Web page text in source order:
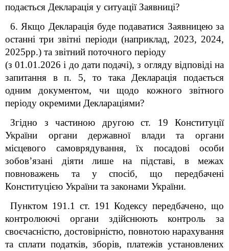
подається Декларація у ситуації Заявниці?
6. Якщо Декларація буде подаватися Заявницею за
останні три звітні періоди (наприклад, 2023, 2024,
2025рр.) та звітний поточного періоду
(з 01.01.2026 і до дати подачі), з огляду відповіді на
запитання в п. 5, то така Декларація подається
одним документом, чи щодо кожного звітного
періоду окремими Деклараціями?
Згідно з частиною другою ст. 19 Конституції
України органи державної влади та органи
місцевого самоврядування, їх посадові особи
зобов’язані діяти лише на підставі, в межах
повноважень та у спосіб, що передбачені
Конституцією України та законами України.
Пунктом 191 .1 ст. 191 Кодексу передбачено, що
контролюючі органи здійснюють контроль за
своєчасністю, достовірністю, повнотою нарахування
та сплати податків, зборів, платежів установлених